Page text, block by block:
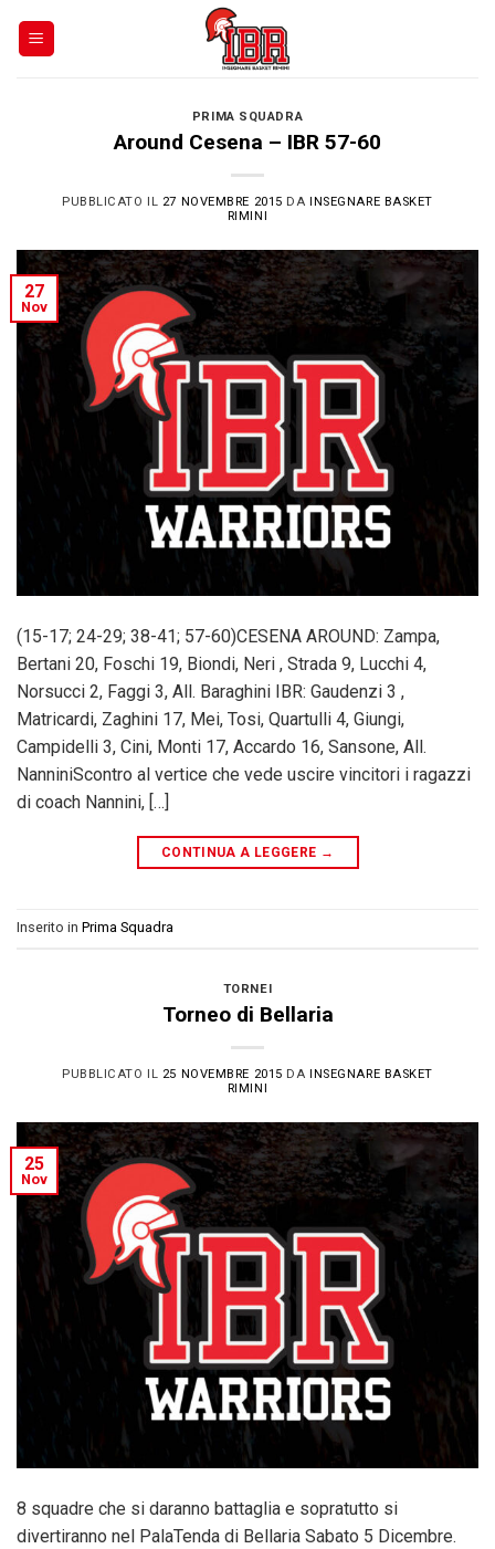
PRIMA SQUADRA
Around Cesena – IBR 57-60
PUBBLICATO IL 27 NOVEMBRE 2015 DAINSEGNARE BASKET
RIMINI
27
Nov
(15-17; 24-29; 38-41; 57-60)CESENA AROUND: Zampa,
Bertani 20, Foschi 19, Biondi, Neri , Strada 9, Lucchi 4,
Norsucci 2, Faggi 3, All. Baraghini IBR: Gaudenzi 3 ,
Matricardi, Zaghini 17, Mei, Tosi, Quartulli 4, Giungi,
Campidelli 3, Cini, Monti 17, Accardo 16, Sansone, All.
NanniniScontro al vertice che vede uscire vincitori i ragazzi
di coach Nannini, […]
CONTINUA A LEGGERE →
Inserito in Prima Squadra
TORNEI
Torneo di Bellaria
PUBBLICATO IL 25 NOVEMBRE 2015 DAINSEGNARE BASKET
RIMINI
25
Nov
8 squadre che si daranno battaglia e sopratutto si
divertiranno nel PalaTenda di Bellaria Sabato 5 Dicembre.